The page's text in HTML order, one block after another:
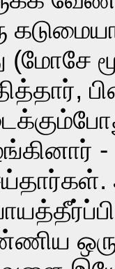
(மோசே